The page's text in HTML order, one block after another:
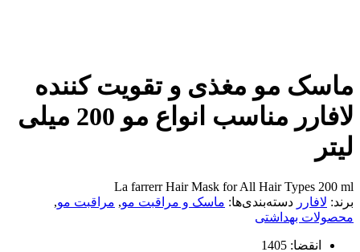
مو مغذی و تقویت کننده
لافارر مناسب انواع مو 200 میلی
La farrerr Hair Mask for All Hair
دسته‌بندی‌ها:ماسک و مراقبت مو, مراقبت مو,
بهداشتی